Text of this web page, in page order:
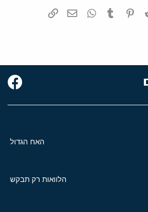
Reddit
Pinterest
Tumblr
WhatsAppדואר אלקטרוני
האח הגדול
הלוואות רק תבקש